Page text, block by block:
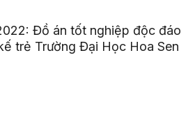
Đồ án tốt nghiệp độc đáo
trẻ Trường Đại Học Hoa Sen